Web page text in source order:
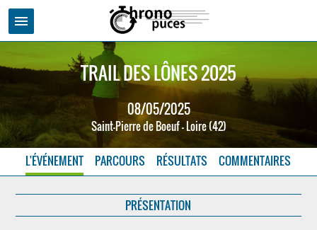
menu
TRAIL DES LÔNES 2025
08/05/2025
Saint-Pierre de Boeuf - Loire (42)
L'ÉVÉNEMENT PARCOURS RÉSULTATS COMMENTAIRES
PRÉSENTATION